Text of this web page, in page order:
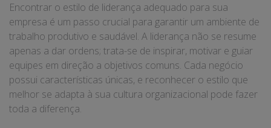
Encontrar o estilo de liderança adequado para sua
empresa é um passo crucial para garantir um ambiente de
trabalho produtivo e saudável. A liderança não se resume
apenas a dar ordens; trata-se de inspirar, motivar e guiar
equipes em direção a objetivos comuns. Cada negócio
possui características únicas, e reconhecer o estilo que
melhor se adapta à sua cultura organizacional pode fazer
toda a diferença.